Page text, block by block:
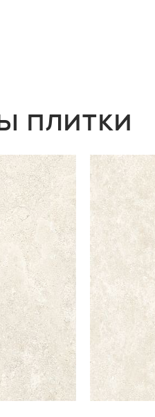
плитки